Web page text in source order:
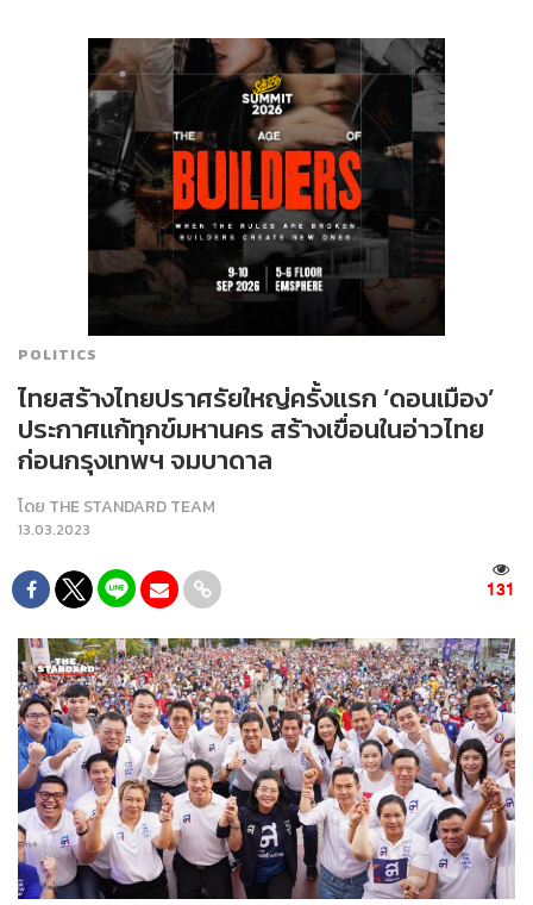
POLITICS
ไทยสร้างไทยปราศรัยใหญ่ครั้งแรก ‘ดอนเมือง’
ประกาศแก้ทุกข์มหานคร สร้างเขื่อนในอ่าวไทย
ก่อนกรุงเทพฯ จมบาดาล
โดย THE STANDARD TEAM
13.03.2023
131